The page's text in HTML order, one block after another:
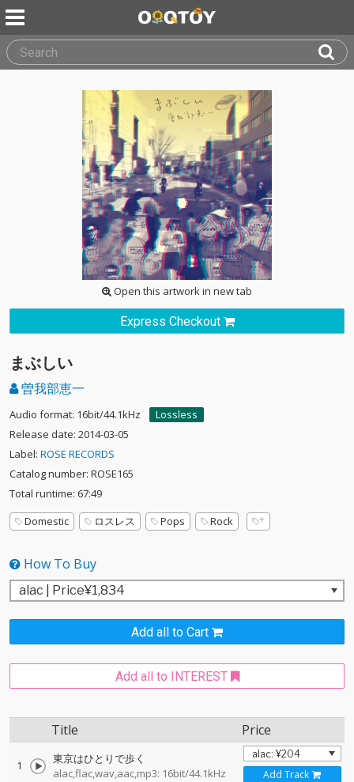
Open this artwork in new tab
Express Checkout
まぶしい
曽我部恵一
Audio format: 16bit/44.1kHz
Lossless
Release date: 2014-03-05
Label: ROSE RECORDS
Catalog number: ROSE165
Total runtime: 67:49
Domestic
ロスレス Pops Rock
How To Buy
Add all to Cart
Add all to INTEREST
Title Price
1
東京はひとりで歩く
alac,flac,wav,aac,mp3: 16bit/44.1kHz
Add Track